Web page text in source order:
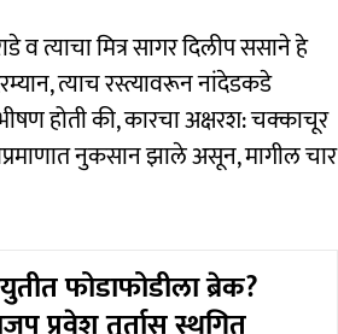
व त्याचा मित्र सागर दिलीप ससाने हे
त्याच रस्त्यावरून नांदेडकडे
होती की, कारचा अक्षरश: चक्काचूर
नुकसान झाले असून, मागील चार
फोडाफोडीला ब्रेक?